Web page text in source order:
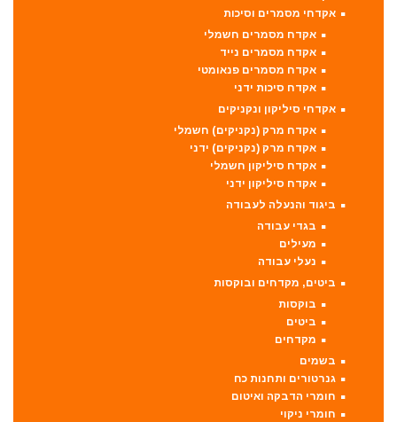
אקדחי מסמרים וסיכות
אקדח מסמרים חשמלי
אקדח מסמרים נייד
אקדח מסמרים פנאומטי
אקדח סיכות ידני
אקדחי סיליקון ונקניקים
אקדח מרק (נקניקים) חשמלי
אקדח מרק (נקניקים) ידני
אקדח סיליקון חשמלי
אקדח סיליקון ידני
ביגוד והנעלה לעבודה
בגדי עבודה
מעילים
נעלי עבודה
ביטים, מקדחים ובוקסות
בוקסות
ביטים
מקדחים
בשמים
גנרטורים ותחנות כח
חומרי הדבקה ואיטום
חומרי ניקוי